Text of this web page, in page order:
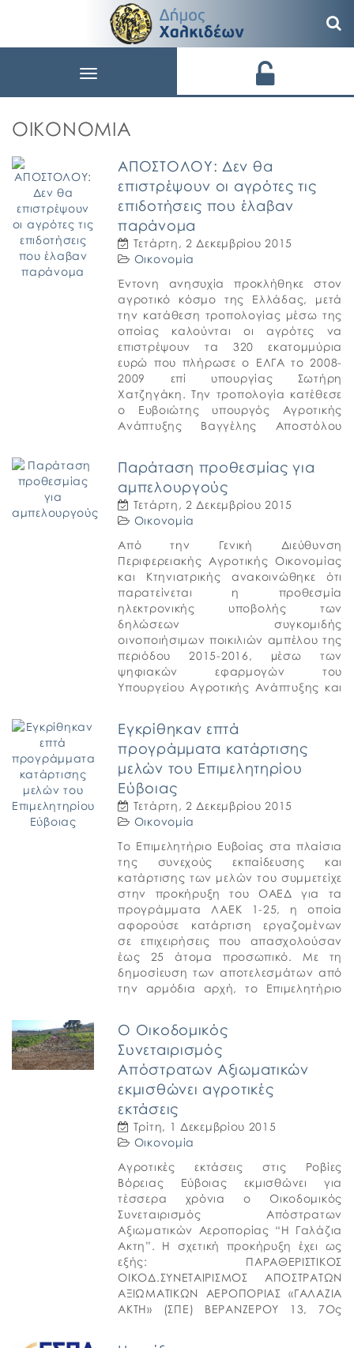
Toggle
ΟΙΚΟΝΟΜΊΑ
ΑΠΟΣΤΟΛΟΥ: Δεν θα
επιστρέψουν οι αγρότες τις
επιδοτήσεις που έλαβαν
παράνομα
Τετάρτη, 2 Δεκεμβρίου 2015
Οικονομία
Έντονη ανησυχία προκλήθηκε στον
αγροτικό κόσμο της Ελλάδας, μετά
την κατάθεση τροπολογίας μέσω της
οποίας καλούνται οι αγρότες να
επιστρέψουν τα 320 εκατομμύρια
ευρώ που πλήρωσε ο ΕΛΓΑ το 2008-
2009 επί υπουργίας Σωτήρη
Χατζηγάκη. Την τροπολογία κατέθεσε
ο Ευβοιώτης υπουργός Αγροτικής
Ανάπτυξης Βαγγέλης Αποστόλου
[…]
Παράταση προθεσμίας για
αμπελουργούς
Τετάρτη, 2 Δεκεμβρίου 2015
Οικονομία
Από την Γενική Διεύθυνση
Περιφερειακής Αγροτικής Οικονομίας
και Κτηνιατρικής ανακοινώθηκε ότι
παρατείνεται η προθεσμία
ηλεκτρονικής υποβολής των
δηλώσεων συγκομιδής
οινοποιήσιμων ποικιλιών αμπέλου της
περιόδου 2015-2016, µέσω των
ψηφιακών εφαρμογών του
Υπουργείου Αγροτικής Ανάπτυξης και
Εγκρίθηκαν επτά
προγράμματα κατάρτισης
μελών του Επιμελητηρίου
Εύβοιας
Τετάρτη, 2 Δεκεμβρίου 2015
Οικονομία
Το Επιμελητήριο Ευβοίας στα πλαίσια
της συνεχούς εκπαίδευσης και
κατάρτισης των μελών του συμμετείχε
στην προκήρυξη του ΟΑΕΔ για τα
προγράμματα ΛΑΕΚ 1-25, η οποία
αφορούσε κατάρτιση εργαζομένων
σε επιχειρήσεις που απασχολούσαν
έως 25 άτομα προσωπικό. Με τη
δημοσίευση των αποτελεσμάτων από
την αρμόδια αρχή, το Επιμελητήριο
Ο Οικοδομικός
Συνεταιρισμός
Απόστρατων Αξιωματικών
εκμισθώνει αγροτικές
εκτάσεις
Τρίτη, 1 Δεκεμβρίου 2015
Οικονομία
Αγροτικές εκτάσεις στις Ροβίες
Βόρειας Εύβοιας εκμισθώνει για
τέσσερα χρόνια ο Οικοδομικός
Συνεταιρισμός Απόστρατων
Αξιωματικών Αεροπορίας “Η Γαλάζια
Ακτη”. Η σχετική προκήρυξη έχει ως
εξής: ΠΑΡΑΘΕΡΙΣΤΙΚΟΣ
ΟΙΚΟΔ.ΣΥΝΕΤΑΙΡΙΣΜΟΣ ΑΠΟΣΤΡΑΤΩΝ
ΑΞΙΩΜΑΤΙΚΩΝ ΑΕΡΟΠΟΡΙΑΣ «ΓΑΛΑΖΙΑ
ΑΚΤΗ» (ΣΠΕ) ΒΕΡΑΝΖΕΡΟΥ 13, 7Ος